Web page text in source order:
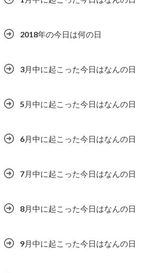
2018年の今日は何の日
3月中に起こった今日はなんの日
5月中に起こった今日はなんの日
6月中に起こった今日はなんの日
7月中に起こった今日はなんの日
8月中に起こった今日はなんの日
9月中に起こった今日はなんの日